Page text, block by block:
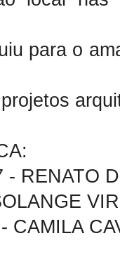
para o
- RENATO
CAMILA